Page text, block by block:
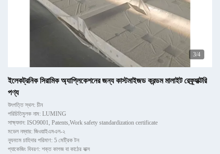
3/4
ইলেকট্রনিক সিরামিক অ্যাপ্লিকেশনের জন্য কাস্টমাইজড করন্ডম মালাইট রেফ্র্যাক্টরি
পণ্য
উৎপত্তি স্থল: চীন
পরিচিতিমুলক নাম: LUMING
সাক্ষ্যদান: ISO9001, Patents,Work safety standardization certificate
মডেল নম্বার: জিওয়াইএমএল-২
ন্যূনতম চাহিদার পরিমাণ: 5 মেট্রিক টন
প্যাকেজিং বিবরণ: শক্ত কাগজ বা কাঠের বাক্স